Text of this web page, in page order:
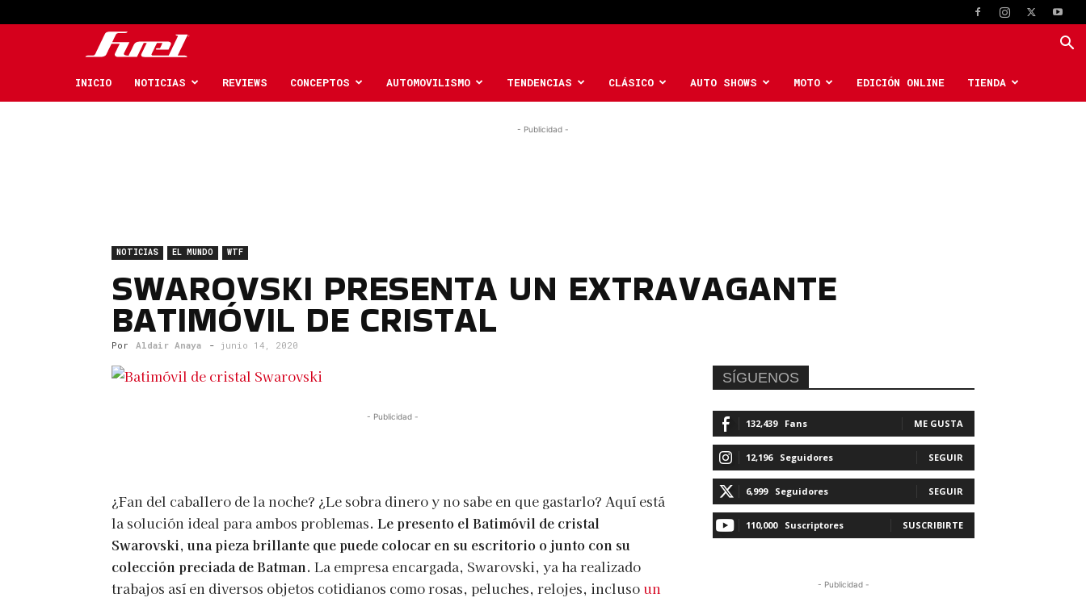
Car
INICIO NOTICIAS REVIEWS CONCEPTOS AUTOMOVILISMO TENDENCIAS CLÁSICO AUTO SHOWS MOTO EDICIÓN ONLINE TIENDA
- Publicidad -
NOTICIAS EL MUNDO WTF
SWAROVSKI PRESENTA UN EXTRAVAGANTE
BATIMÓVIL DE CRISTAL
Por Aldair Anaya - junio 14, 2020
- Publicidad -
¿Fan del caballero de la noche? ¿Le sobra dinero y no sabe en que gastarlo? Aquí está
la solución ideal para ambos problemas. Le presento el Batimóvil de cristal
Swarovski, una pieza brillante que puede colocar en su escritorio o junto con su
colección preciada de Batman. La empresa encargada, Swarovski, ya ha realizado
trabajos así en diversos objetos cotidianos como rosas, peluches, relojes, incluso un
SÍGUENOS
132,439 Fans ME GUSTA
12,196 Seguidores SEGUIR
6,999 Seguidores SEGUIR
110,000 Suscriptores SUSCRIBIRTE
- Publicidad -